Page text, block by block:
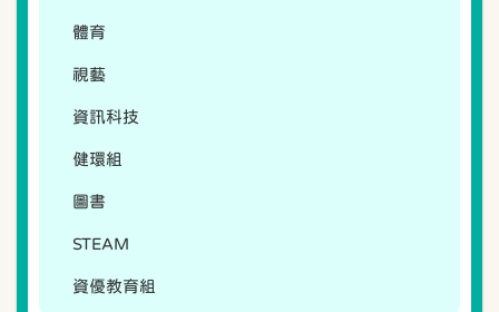
體育
視藝
資訊科技
健環組
圖書
STEAM
資優教育組